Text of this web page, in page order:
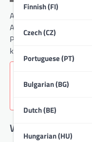
Finnish (FI)
Czech (CZ)
Portuguese (PT)
Bulgarian (BG)
Dutch (BE)
Hungarian (HU)
Achtsamkeitspraktiken
Achtsamkeit und
Praktiken den
kann zu einer tieferen
Was sind